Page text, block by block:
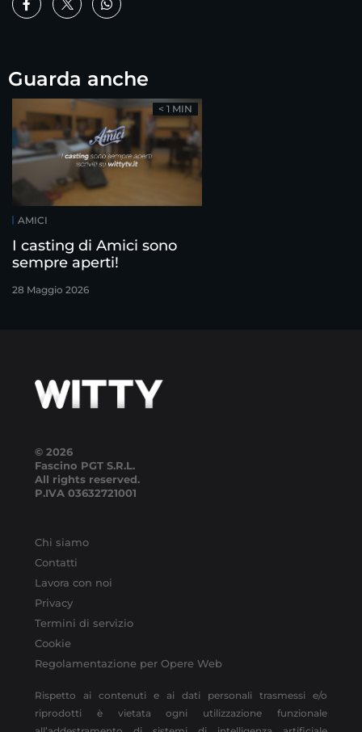
Guarda anche
AMICI
I casting di Amici sono
sempre aperti!
28 Maggio 2026
< 1 MIN
© 2026
Fascino PGT S.R.L.
All rights reserved.
P.IVA 03632721001
Chi siamo
Contatti
Lavora con noi
Privacy
Termini di servizio
Cookie
Regolamentazione per Opere Web
Rispetto ai contenuti e ai dati personali trasmessi e/o
riprodotti è vietata ogni utilizzazione funzionale